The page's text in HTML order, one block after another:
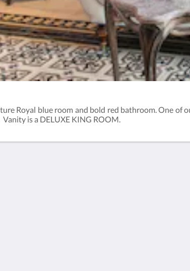
Royal blue room and bold red bathroom. One of
is a DELUXE KING ROOM.